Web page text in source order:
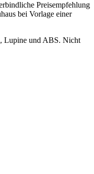
Preisempfehlung
bei Vorlage einer
Lupine und ABS. Nicht